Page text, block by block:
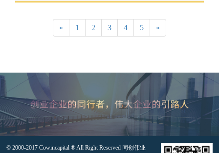
« 1 2 3 4 5 »
© 2000-2017 Cowincapital ® All Right Reserved 同创伟业